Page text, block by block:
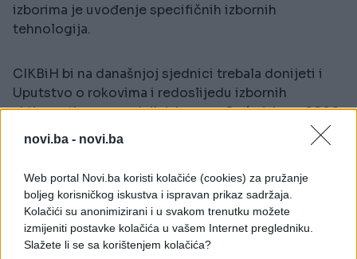
novi.ba - novi.ba
Web portal Novi.ba koristi kolačiće (cookies) za pružanje
boljeg korisničkog iskustva i ispravan prikaz sadržaja.
Kolačići su anonimizirani i u svakom trenutku možete
izmijeniti postavke kolačića u vašem Internet pregledniku.
Slažete li se sa korištenjem kolačića?
izborima je uvođenje specifičnih izbornih
tehnologija.
CIKBiH bi na današnjoj sjednici trebala donijeti i
Uputstvo o rokovima i redoslijedu izbornih
aktivnosti neposrednih izbora za Opće izbore 2026.
godine, kao i Odluku o zaključivanju Centralnog
Također bi trebao biti donesen i Pravilnik o
provođenju Općih izbora 2026. godine u BiH, te
Odluka o izgledu, sadržaju, svojstvima i
karakteristikama glasačkog listića za sve nivoe